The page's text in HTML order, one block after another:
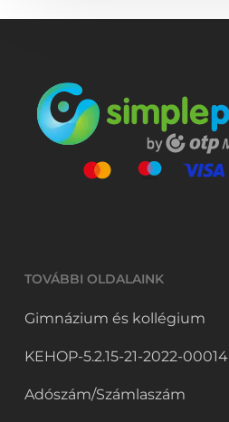
TOVÁBBI OLDALAINK
Gimnázium és kollégium
KEHOP-5.2.15-21-2022-00014
Adószám/Számlaszám